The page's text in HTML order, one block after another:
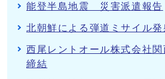
能登半島地震 災害派遣報告
北朝鮮による弾道ミサイル
西尾レントオール株式会社
締結